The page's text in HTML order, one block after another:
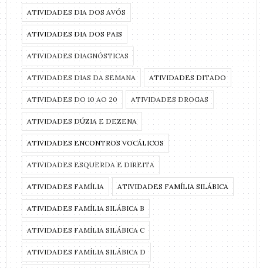
ATIVIDADES DIA DOS AVÓS
ATIVIDADES DIA DOS PAIS
ATIVIDADES DIAGNÓSTICAS
ATIVIDADES DIAS DA SEMANA ATIVIDADES DITADO
ATIVIDADES DO 10 AO 20 ATIVIDADES DROGAS
ATIVIDADES DÚZIA E DEZENA
ATIVIDADES ENCONTROS VOCÁLICOS
ATIVIDADES ESQUERDA E DIREITA
ATIVIDADES FAMÍLIA ATIVIDADES FAMÍLIA SILÁBICA
ATIVIDADES FAMÍLIA SILÁBICA B
ATIVIDADES FAMÍLIA SILÁBICA C
ATIVIDADES FAMÍLIA SILÁBICA D